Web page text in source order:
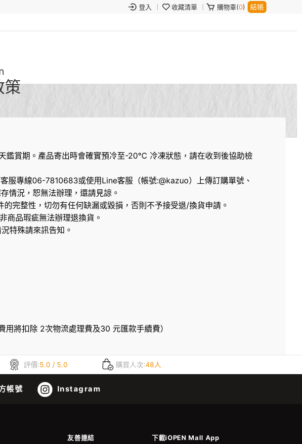
登入 收藏清單 購物車(0) 結帳
策
鑑賞期。產品寄出時會確實預冷至-20℃ 冷凍狀態，請在收到後協助檢
服專線06-7810683或使用Line客服（帳號:@kazuo）上傳訂購單號、
情況，恕無法辦理，還請見諒。
完整性，切勿有任何缺漏或毀損，否則不予接受退/換貨申請。
商品瑕疵無法辦理退換貨。
特殊請來訊告知。
將扣除 2次物流處理費及30 元匯款手續費）
評價:5.0 / 5.0 購買人次:48人
帳號 Instagram
友善連結 下載iOPEN Mall App